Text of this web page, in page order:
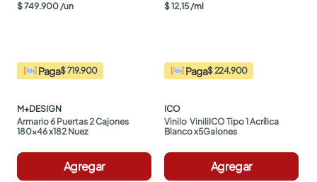
$749.900 /un
Paga$ 719.900
M+DESIGN
Armario 6 Puertas 2 Cajones
180x46 x182 Nuez
Agregar
$12,15 /ml
Paga$ 224.900
ICO
Vinilo  ViniliICO Tipo 1 Acrílica
Blanco x5Galones
Agregar